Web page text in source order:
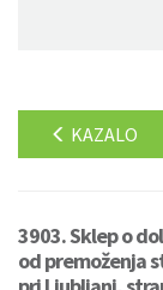
KAZALO
3903. Sklep o
od premoženja